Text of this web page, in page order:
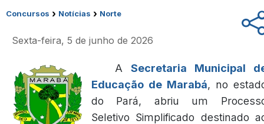
Concursos › Notícias › Norte
Sexta-feira, 5 de junho de 2026
A Secretaria Municipal
Educação de Marabá, no
do Pará, abriu um
Seletivo Simplificado destinado